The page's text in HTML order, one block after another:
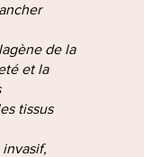
de la
et la
tissus